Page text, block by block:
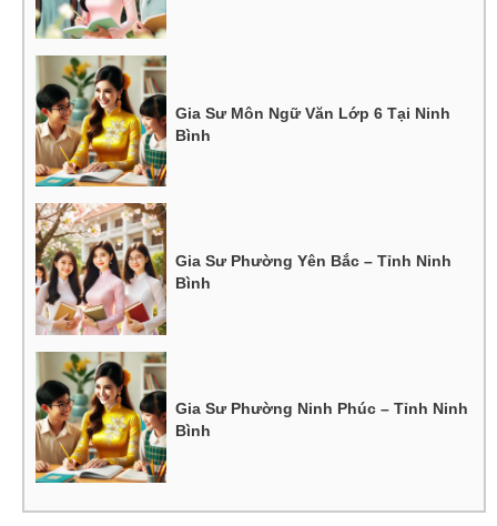
Gia Sư Môn Ngữ Văn Lớp 6 Tại Ninh
Bình
Gia Sư Phường Yên Bắc – Tỉnh Ninh
Bình
Gia Sư Phường Ninh Phúc – Tỉnh Ninh
Bình